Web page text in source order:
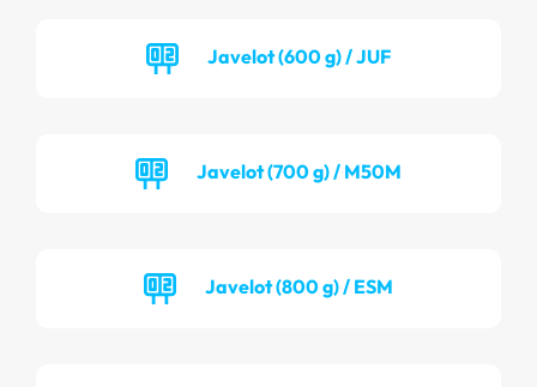
Javelot (600 g) / JUF
Javelot (700 g) / M50M
Javelot (800 g) / ESM